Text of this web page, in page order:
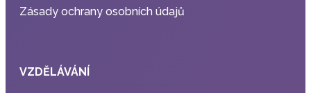
Zásady ochrany osobních údajů
VZDĚLÁVÁNÍ